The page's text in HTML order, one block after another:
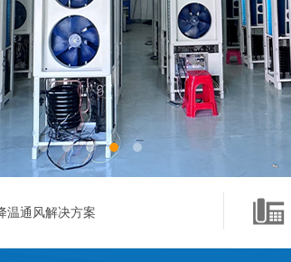
温通风解决方案